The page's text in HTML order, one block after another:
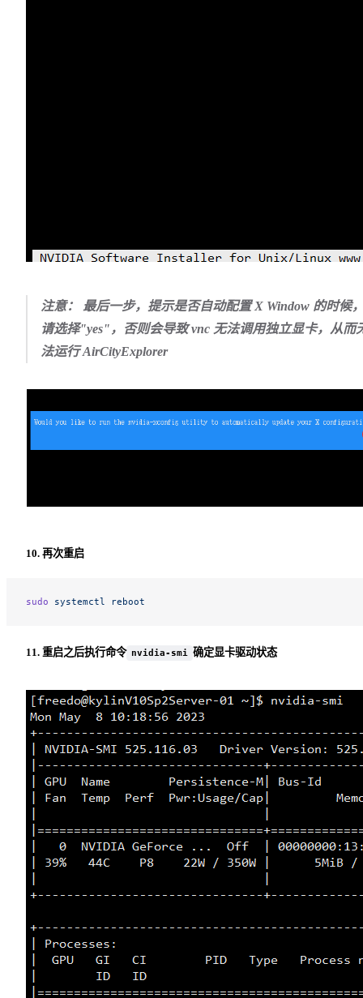
注意： 最后一步，提示是否自动配置 X Window 的时候
请选择"yes"，否则会导致 vnc 无法调用独立显卡，从而
法运行 AirCityExplorer
10. 再次重启
sudo systemctl reboot
11. 重启之后执行命令 nvidia-smi 确定显卡驱动状态